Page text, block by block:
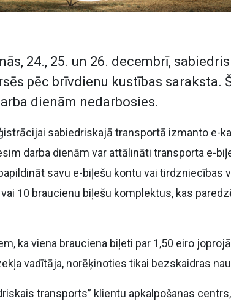
24., 25. un 26. decembrī,
pēc brīvdienu kustības saraksta.
dienām nedarbosies.
sabiedriskajā transportā izmanto e-
darba dienām var attālināti transporta e-
savu e-biļešu kontu vai tirdzniecības
10 braucienu biļešu komplektus, kas
ka viena brauciena biļeti par 1,50 eiro
vadītāja, norēķinoties tikai bezskaidras
transports” klientu apkalpošanas